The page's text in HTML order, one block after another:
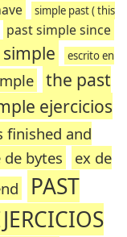
simple past ( this
past simple since
escrito en
the past
ejercicios
finished and
bytes
ex de
PAST